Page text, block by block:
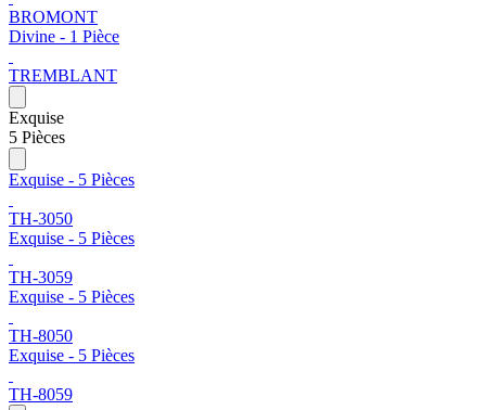
BROMONT
Divine - 1 Pièce
TREMBLANT
Exquise
5 Pièces
Exquise - 5 Pièces
TH-3050
Exquise - 5 Pièces
TH-3059
Exquise - 5 Pièces
TH-8050
Exquise - 5 Pièces
TH-8059